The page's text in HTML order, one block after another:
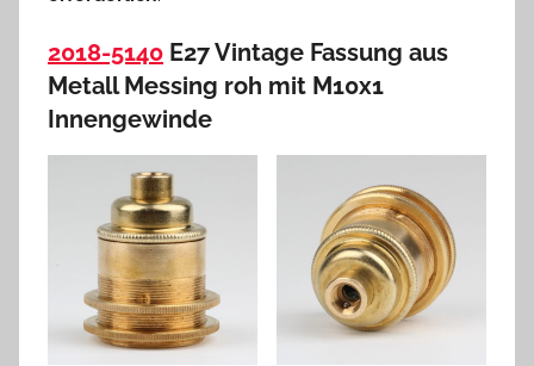
2018-5140 E27 Vintage Fassung aus
Metall Messing roh mit M10x1
Innengewinde